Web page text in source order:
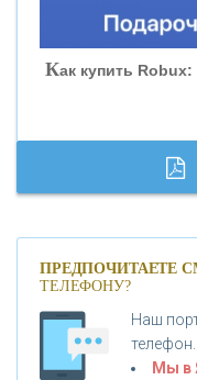
«СОВКОМБАНК»
«ГАЗПРОМБАНК»
«МОСКОВСКИЙ
«БАНК
Как купить
Банки.ру
ПРЕДПОЧИТАЕТЕ
ТЕЛЕФОНУ?
Наш
телефон.
Мы в